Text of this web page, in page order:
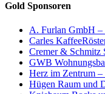
Gold Sponsoren
A. Furlan GmbH –
Carles
Cremer & Schmitz
GWB
Herz im Zentrum
Hügen Raum und